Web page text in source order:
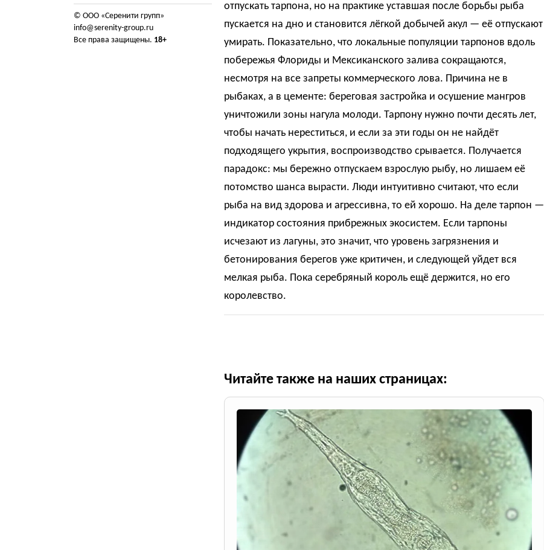
© ООО «Серенити групп»
info@serenity-group.ru
Все права защищены. 18+
отпускать тарпона, но на практике уставшая после борьбы рыба
пускается на дно и становится лёгкой добычей акул — её отпускают
умирать. Показательно, что локальные популяции тарпонов вдоль
побережья Флориды и Мексиканского залива сокращаются,
несмотря на все запреты коммерческого лова. Причина не в
рыбаках, а в цементе: береговая застройка и осушение мангров
уничтожили зоны нагула молоди. Тарпону нужно почти десять лет,
чтобы начать нереститься, и если за эти годы он не найдёт
подходящего укрытия, воспроизводство срывается. Получается
парадокс: мы бережно отпускаем взрослую рыбу, но лишаем её
потомство шанса вырасти. Люди интуитивно считают, что если
рыба на вид здорова и агрессивна, то ей хорошо. На деле тарпон —
индикатор состояния прибрежных экосистем. Если тарпоны
исчезают из лагуны, это значит, что уровень загрязнения и
бетонирования берегов уже критичен, и следующей уйдет вся
мелкая рыба. Пока серебряный король ещё держится, но его
королевство.
Читайте также на наших страницах: